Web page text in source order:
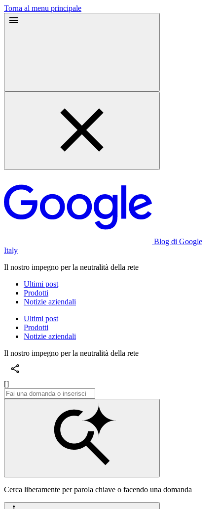
Torna al menu principale
Blog di Google
Italy
Il nostro impegno per la neutralità della rete
Ultimi post
Prodotti
Notizie aziendali
Ultimi post
Prodotti
Notizie aziendali
Il nostro impegno per la neutralità della rete
[]
Cerca liberamente per parola chiave o facendo una domanda